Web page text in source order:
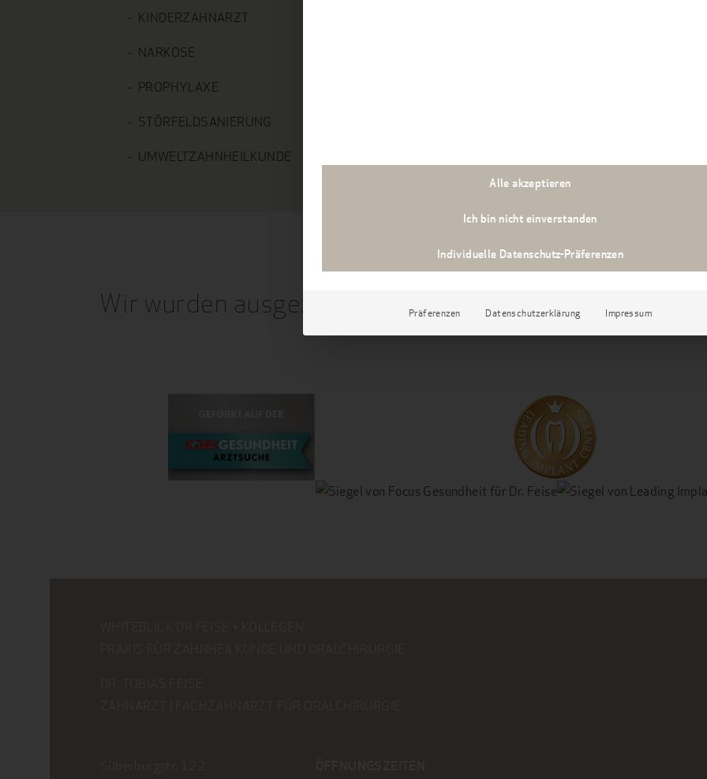
KINDERZAHNARZT
NARKOSE
PROPHYLAXE
STÖRFELDSANIERUNG
UMWELTZAHNHEILKUNDE
Wir wurden ausgezeichnet
Alle akzeptieren
Ich bin nicht einverstanden
Individuelle Datenschutz-Präferenzen
Präferenzen Datenschutzerklärung Impressum